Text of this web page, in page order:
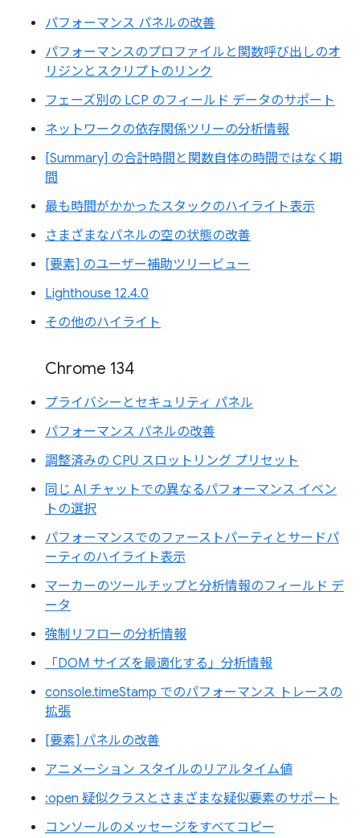
パフォーマンス パネルの改善
パフォーマンスのプロファイルと関数呼び出しのオ
リジンとスクリプトのリンク
フェーズ別の LCP のフィールド データのサポート
ネットワークの依存関係ツリーの分析情報
[Summary] の合計時間と関数自体の時間ではなく期
間
最も時間がかかったスタックのハイライト表示
さまざまなパネルの空の状態の改善
[要素] のユーザー補助ツリービュー
Lighthouse 12.4.0
その他のハイライト
Chrome 134
プライバシーとセキュリティ パネル
パフォーマンス パネルの改善
調整済みの CPU スロットリング プリセット
同じ AI チャットでの異なるパフォーマンス イベン
トの選択
パフォーマンスでのファーストパーティとサードパ
ーティのハイライト表示
マーカーのツールチップと分析情報のフィールド デ
ータ
強制リフローの分析情報
「DOM サイズを最適化する」分析情報
console.timeStamp でのパフォーマンス トレースの
拡張
[要素] パネルの改善
アニメーション スタイルのリアルタイム値
:open 疑似クラスとさまざまな疑似要素のサポート
コンソールのメッセージをすべてコピー